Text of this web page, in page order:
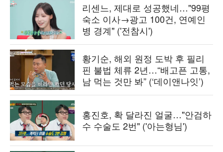
리센느, 제대로 성공했네…"99평
숙소 이사→광고 100건, 연예인
병 경계" ('전참시')
황기순, 해외 원정 도박 후 필리
핀 불법 체류 2년…“배고픈 고통,
남 먹는 것만 봐” (‘데이앤나잇’)
홍진호, 확 달라진 얼굴…"안검하
수 수술도 2번" ('아는형님')